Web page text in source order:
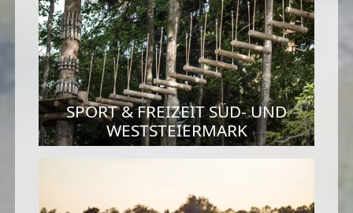
SPORT & FREIZEIT SÜD- UND
WESTSTEIERMARK